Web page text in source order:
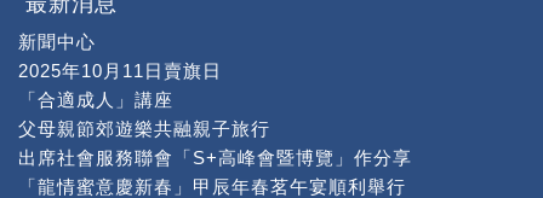
新聞中心
2025年10月11日賣旗日
「合適成人」講座
父母親節郊遊樂共融親子旅行
出席社會服務聯會「S+高峰會暨博覽」作分享
「龍情蜜意慶新春」甲辰年春茗午宴順利舉行